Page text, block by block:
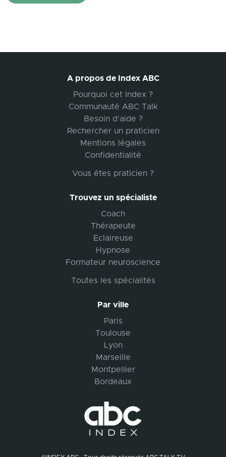
A propos de Index ABC
Pourquoi cet Index ?
Communauté ABC Talk
Besoin d'aide ?
Rechercher un praticien
Mentions légales
Confidentialité
Vous êtes praticien ?
Trouvez un spécialiste
Coach
Thérapeute
Eclaireuse
Hypnose
Formateur neuroscience
Toutes les spécialités
Par ville
Paris
Toulouse
Lyon
Marseille
Montpellier
Bordeaux